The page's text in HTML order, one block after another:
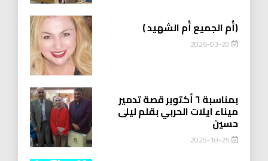
(أُم الجميع أُم الشهيد )
2026-03-20
بمناسبة ٦ أكتوبر قصة تدمير
ميناء ايلات الحربي بقلم ليلى
حسين
2025-10-25